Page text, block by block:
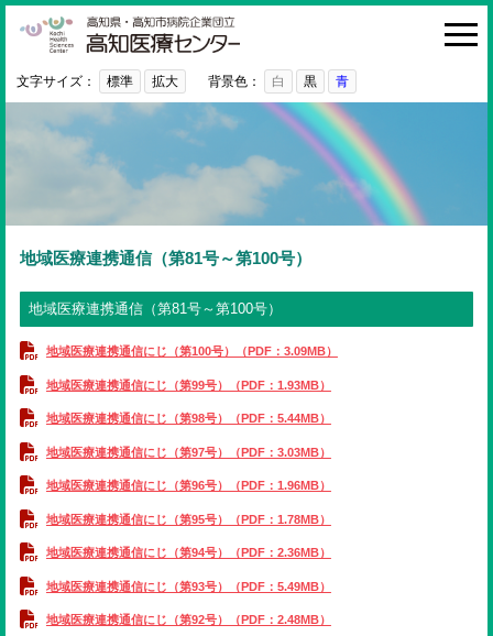
HOME
診療科・部門
入院・お見舞い
医療関係者の方へ
利用ガイド
採用情報
ご意見・ご要望
ENGLISH
文字サイズ： 標準 拡大 背景色： 白 黒 青
地域医療連携通信（第81号～第100号）
地域医療連携通信（第81号～第100号）
地域医療連携通信にじ（第100号）（PDF：3.09MB）
地域医療連携通信にじ（第99号）（PDF：1.93MB）
地域医療連携通信にじ（第98号）（PDF：5.44MB）
地域医療連携通信にじ（第97号）（PDF：3.03MB）
地域医療連携通信にじ（第96号）（PDF：1.96MB）
地域医療連携通信にじ（第95号）（PDF：1.78MB）
地域医療連携通信にじ（第94号）（PDF：2.36MB）
地域医療連携通信にじ（第93号）（PDF：5.49MB）
地域医療連携通信にじ（第92号）（PDF：2.48MB）